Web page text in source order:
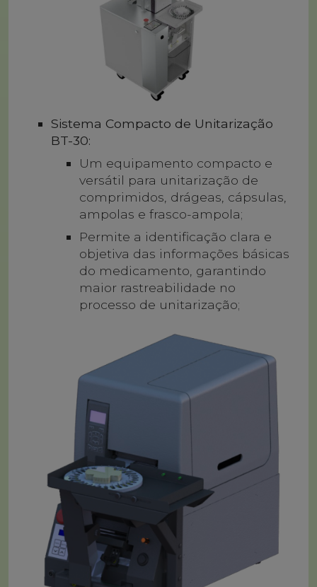
Sistema Compacto de Unitarização
BT-30:
Um equipamento compacto e
versátil para unitarização de
comprimidos, drágeas, cápsulas,
ampolas e frasco-ampola;
Permite a identificação clara e
objetiva das informações básicas
do medicamento, garantindo
maior rastreabilidade no
processo de unitarização;